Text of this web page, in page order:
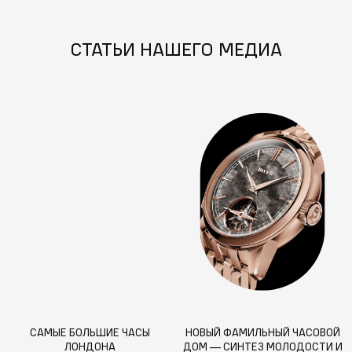
СТАТЬИ НАШЕГО МЕДИА
САМЫЕ БОЛЬШИЕ ЧАСЫ
ЛОНДОНА
НОВЫЙ ФАМИЛЬНЫЙ ЧАСОВОЙ
ДОМ — СИНТЕЗ МОЛОДОСТИ И